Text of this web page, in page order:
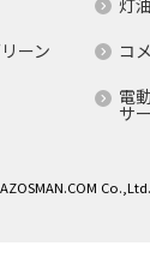
灯
ーン
コ
電
サ